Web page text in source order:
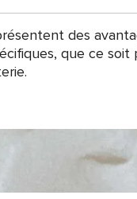
des
que ce soit